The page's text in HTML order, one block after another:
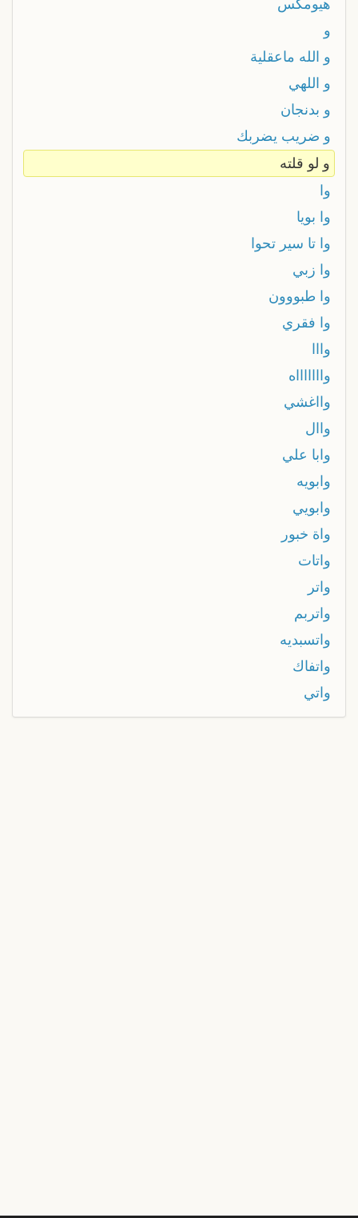
هيومكس
و
و الله ماعقلية
و اللهي
و بدنجان
و ضريب يضربك
و لو قلته
وا
وا بويا
وا تا سير تحوا
وا زبي
وا طبووون
وا فقري
وااا
واااااااه
وااغشي
واال
وابا علي
وابويه
وابويي
واة خبور
واتات
واتر
واتربم
واتسبديه
واتفاك
واتي